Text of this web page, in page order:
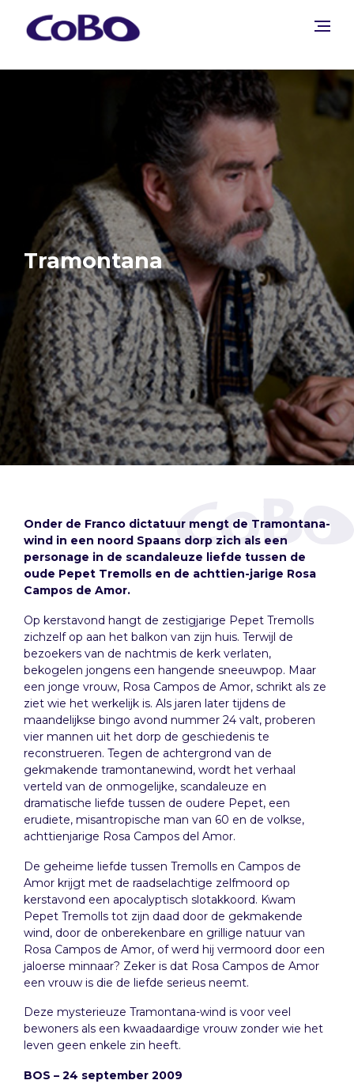
Tramontana
Onder de Franco dictatuur mengt de Tramontana-
wind in een noord Spaans dorp zich als een
personage in de scandaleuze liefde tussen de
oude Pepet Tremolls en de achttien-jarige Rosa
Campos de Amor.
Op kerstavond hangt de zestigjarige Pepet Tremolls
zichzelf op aan het balkon van zijn huis. Terwijl de
bezoekers van de nachtmis de kerk verlaten,
bekogelen jongens een hangende sneeuwpop. Maar
een jonge vrouw, Rosa Campos de Amor, schrikt als ze
ziet wie het werkelijk is. Als jaren later tijdens de
maandelijkse bingo avond nummer 24 valt, proberen
vier mannen uit het dorp de geschiedenis te
reconstrueren. Tegen de achtergrond van de
gekmakende tramontanewind, wordt het verhaal
verteld van de onmogelijke, scandaleuze en
dramatische liefde tussen de oudere Pepet, een
erudiete, misantropische man van 60 en de volkse,
achttienjarige Rosa Campos del Amor.
De geheime liefde tussen Tremolls en Campos de
Amor krijgt met de raadselachtige zelfmoord op
kerstavond een apocalyptisch slotakkoord. Kwam
Pepet Tremolls tot zijn daad door de gekmakende
wind, door de onberekenbare en grillige natuur van
Rosa Campos de Amor, of werd hij vermoord door een
jaloerse minnaar? Zeker is dat Rosa Campos de Amor
een vrouw is die de liefde serieus neemt.
Deze mysterieuze Tramontana-wind is voor veel
bewoners als een kwaadaardige vrouw zonder wie het
leven geen enkele zin heeft.
BOS – 24 september 2009